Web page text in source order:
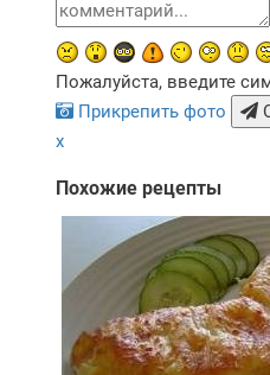
Пожалуйста, введите
Прикрепить фото
x
Похожие рецепты